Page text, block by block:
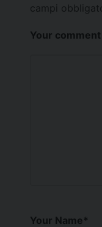
campi
Your comment
Your Name*